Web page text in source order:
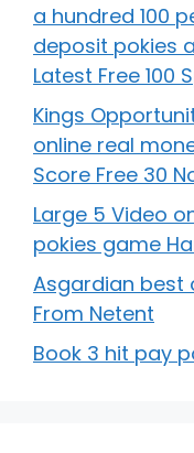
a hundred 100
deposit pokies
Latest Free 100
Kings
online real
Score Free 30
Large 5 Video
pokies game
Asgardian best
From Netent
Book 3 hit pay